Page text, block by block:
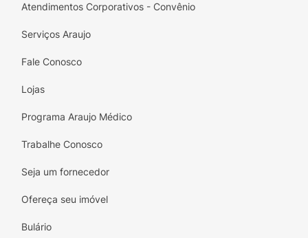
Atendimentos Corporativos - Convênio
Serviços Araujo
Fale Conosco
Lojas
Programa Araujo Médico
Trabalhe Conosco
Seja um fornecedor
Ofereça seu imóvel
Bulário